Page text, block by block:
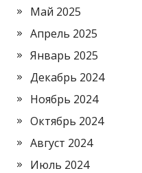
Май 2025
Апрель 2025
Январь 2025
Декабрь 2024
Ноябрь 2024
Октябрь 2024
Август 2024
Июль 2024